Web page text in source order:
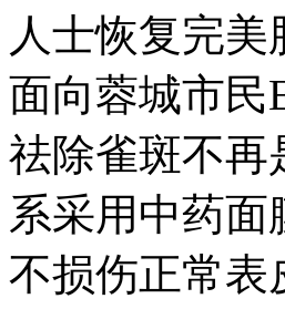
人士恢复完
面向蓉城市民
祛除雀斑不再
系采用中药
不损伤正常表